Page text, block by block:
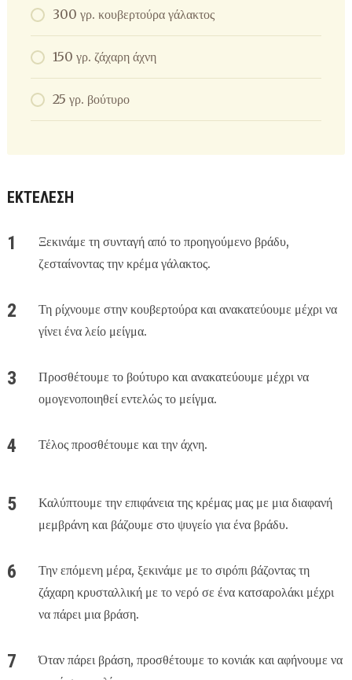
300 γρ. κουβερτούρα γάλακτος
150 γρ. ζάχαρη άχνη
25 γρ. βούτυρο
ΕΚΤΕΛΕΣΗ
Ξεκινάμε τη συνταγή από το προηγούμενο βράδυ,
ζεσταίνοντας την κρέμα γάλακτος.
Τη ρίχνουμε στην κουβερτούρα και ανακατεύουμε μέχρι να
γίνει ένα λείο μείγμα.
Προσθέτουμε το βούτυρο και ανακατεύουμε μέχρι να
ομογενοποιηθεί εντελώς το μείγμα.
Τέλος προσθέτουμε και την άχνη.
Καλύπτουμε την επιφάνεια της κρέμας μας με μια διαφανή
μεμβράνη και βάζουμε στο ψυγείο για ένα βράδυ.
Την επόμενη μέρα, ξεκινάμε με το σιρόπι βάζοντας τη
ζάχαρη κρυσταλλική με το νερό σε ένα κατσαρολάκι μέχρι
να πάρει μια βράση.
Όταν πάρει βράση, προσθέτουμε το κονιάκ και αφήνουμε να